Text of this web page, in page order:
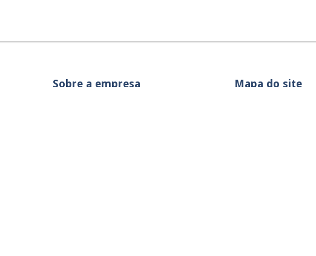
Sobre a empresa Mapa do site